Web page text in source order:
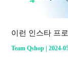
이런 인스타 프
Team Qshop |2024-